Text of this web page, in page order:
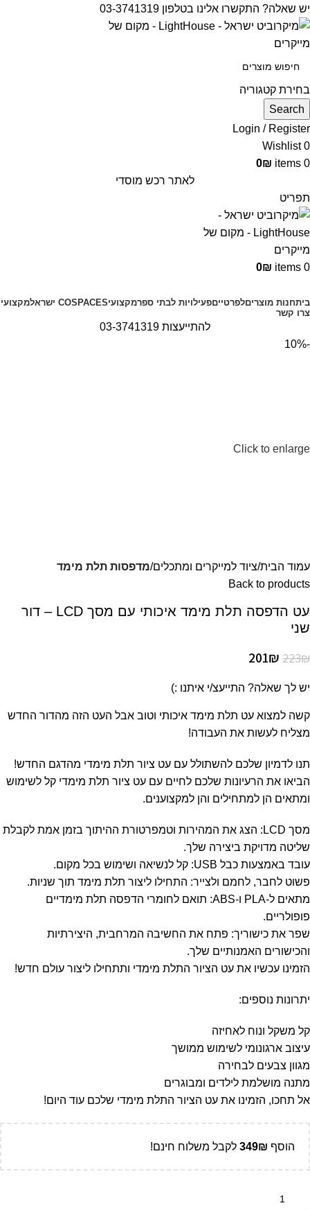
יש שאלה? התקשרו אלינו בטלפון 03-3741319
בחירת קטגוריה
Search
Login / Register
0
Wishlist
0
items
0₪
לאתר רכש מוסדי
תפריט
0
items
0₪
ביתחנות מוצריםלפרטייםפעילויות לבתי ספרמקצועיCOSPACES ישראל
מקצועי
צרו קשר
להתייעצות 03-3741319
-10%
Click to enlarge
עמוד הבית ציוד למייקרים ומתכלים מדפסות תלת מימד
Back to products
עט הדפסה תלת מימד איכותי עם מסך LCD – דור
שני
223₪
201₪
יש לך שאלה? התייעצ/י איתנו :)
קשה למצוא עט תלת מימד איכותי וטוב אבל העט הזה מהדור החדש
מצליח לעשות את העבודה!
תנו לדמיון שלכם להשתולל עם עט ציור תלת מימדי מהדגם החדש!
הביאו את הרעיונות שלכם לחיים עם עט ציור תלת מימדי קל לשימוש
ומתאים הן למתחילים והן למקצוענים.
מסך LCD: הצג את המהירות וטמפרטורת ההיתוך בזמן אמת לקבלת
שליטה מדויקת ביצירה שלך.
עובד באמצעות כבל USB: קל לנשיאה ושימוש בכל מקום.
פשוט לחבר, לחמם ולצייר: התחילו ליצור תלת מימד תוך שניות.
מתאים ל-PLA ו-ABS: תואם לחומרי הדפסה תלת מימדיים
פופולריים.
שפר את כישוריך: פתח את החשיבה המרחבית, היצירתיות
והכישורים האמנותיים שלך.
הזמינו עכשיו את עט הציור התלת מימדי ותתחילו ליצור עולם חדש!
יתרונות נוספים:
קל משקל ונוח לאחיזה
עיצוב ארגונומי לשימוש ממושך
מגוון צבעים לבחירה
מתנה מושלמת לילדים ומבוגרים
אל תחכו, הזמינו את עט הציור התלת מימדי שלכם עוד היום!
הוסף 349₪ לקבל משלוח חינם!